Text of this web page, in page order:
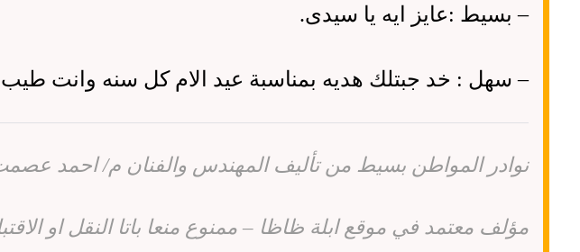
– بسيط :عايز ايه يا سيدى.
– سهل : خد جبتلك هديه بمناسبة عيد الام كل سنه وانت طيب
نوادر المواطن بسيط من تأليف المهندس والفنان م/ احمد
مؤلف معتمد في موقع ابلة ظاظا – ممنوع منعا باتا النقل او